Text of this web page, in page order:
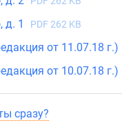
д. 1 PDF 262 KB
от 11.07.18 г.)
от 10.07.18 г.)
сразу?